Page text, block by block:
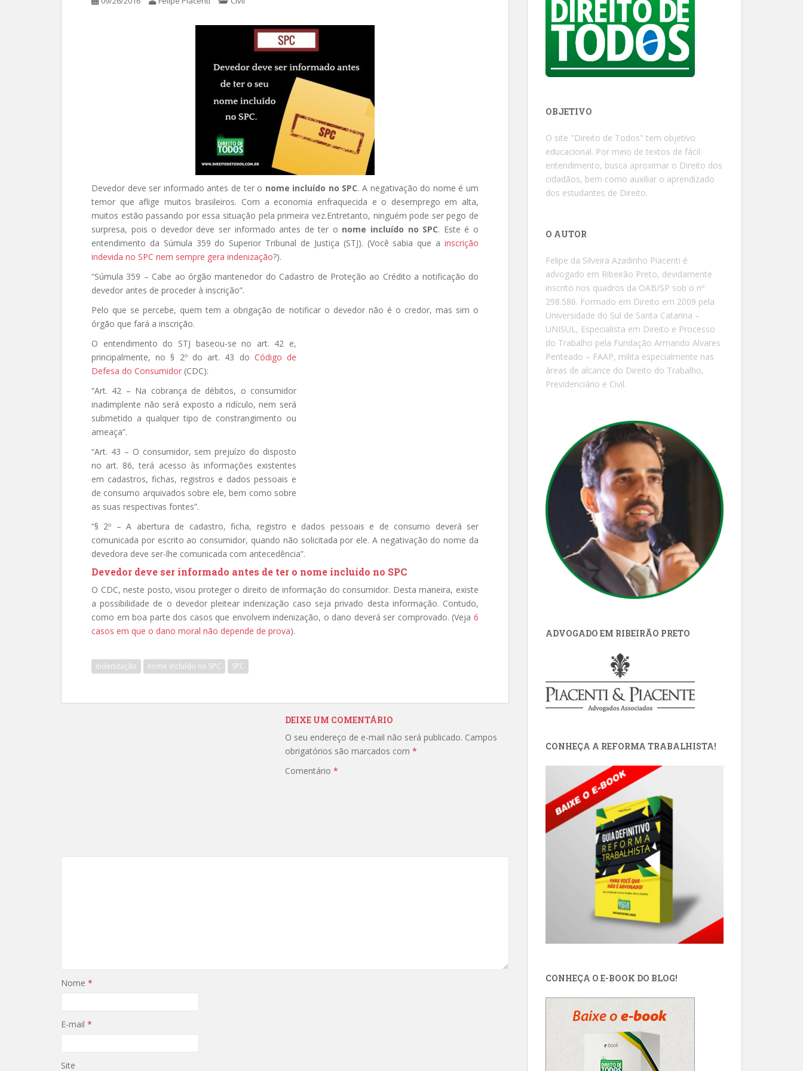
Devedor deve ser informado antes de ter o nome incluído no SPC. A negativação do nome é um
temor que aflige muitos brasileiros. Com a economia enfraquecida e o desemprego em alta,
muitos estão passando por essa situação pela primeira vez.Entretanto, ninguém pode ser pego de
surpresa, pois o devedor deve ser informado antes de ter o nome incluído no SPC. Este é o
entendimento da Súmula 359 do Superior Tribunal de Justiça (STJ). (Você sabia que a inscrição
indevida no SPC nem sempre gera indenização?).
“Súmula 359 – Cabe ao órgão mantenedor do Cadastro de Proteção ao Crédito a notificação do
devedor antes de proceder à inscrição”.
Pelo que se percebe, quem tem a obrigação de notificar o devedor não é o credor, mas sim o
órgão que fará a inscrição.
O entendimento do STJ baseou-se no art. 42 e,
principalmente, no § 2º do art. 43 do Código de
Defesa do Consumidor (CDC):
“Art. 42 – Na cobrança de débitos, o consumidor
inadimplente não será exposto a ridículo, nem será
submetido a qualquer tipo de constrangimento ou
ameaça”.
“Art. 43 – O consumidor, sem prejuízo do disposto
no art. 86, terá acesso às informações existentes
em cadastros, fichas, registros e dados pessoais e
de consumo arquivados sobre ele, bem como sobre
as suas respectivas fontes”.
“§ 2º – A abertura de cadastro, ficha, registro e dados pessoais e de consumo deverá ser
comunicada por escrito ao consumidor, quando não solicitada por ele. A negativação do nome da
devedora deve ser-lhe comunicada com antecedência”.
Devedor deve ser informado antes de ter o nome incluído no SPC
O CDC, neste posto, visou proteger o direito de informação do consumidor. Desta maneira, existe
a possibilidade de o devedor pleitear indenização caso seja privado desta informação. Contudo,
como em boa parte dos casos que envolvem indenização, o dano deverá ser comprovado. (Veja 6
casos em que o dano moral não depende de prova).
indenização nome incluído no SPC SPC
DEIXE UM COMENTÁRIO
O seu endereço de e-mail não será publicado. Campos
obrigatórios são marcados com *
Comentário *
Nome *
E-mail *
Site
OBJETIVO
O site "Direito de Todos" tem objetivo
educacional. Por meio de textos de fácil
entendimento, busca aproximar o Direito dos
cidadãos, bem como auxiliar o aprendizado
dos estudantes de Direito.
O AUTOR
Felipe da Silveira Azadinho Piacenti é
advogado em Ribeirão Preto, devidamente
inscrito nos quadros da OAB/SP sob o nº
298.586. Formado em Direito em 2009 pela
Universidade do Sul de Santa Catarina –
UNISUL, Especialista em Direito e Processo
do Trabalho pela Fundação Armando Alvares
Penteado – FAAP, milita especialmente nas
áreas de alcance do Direito do Trabalho,
Previdenciário e Civil.
ADVOGADO EM RIBEIRÃO PRETO
CONHEÇA A REFORMA TRABALHISTA!
CONHEÇA O E-BOOK DO BLOG!